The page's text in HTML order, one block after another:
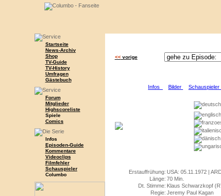
Startseite
News-Archiv
Shop
TV-Guide
TV-History
Umfragen
Gästebuch
Forum
Mitglieder
Highscoreliste
Spiele
Comics
Infos
Episoden-Guide
Kommentare
Videoclips
Filmfehler
Schauspieler
Columbo
<<vorige
Infos Bilder
Erstauffrühung: USA: 05.11.1972 |
Länge: 70 Min.
Dt. Stimme: Klaus Schwarzkopf
Regie: Jeremy Paul Kagan